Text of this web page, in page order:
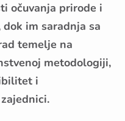
očuvanja prirode i
im saradnja sa
temelje na
metodologiji,
i